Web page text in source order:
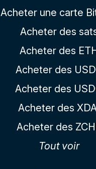
Acheter une carte
Acheter des
Acheter des
Acheter des
Acheter des
Acheter des
Acheter des
Tout voir